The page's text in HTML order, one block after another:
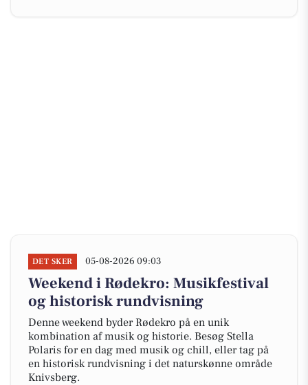
DET SKER 05-08-2026 09:03
Weekend i Rødekro: Musikfestival
og historisk rundvisning
Denne weekend byder Rødekro på en unik
kombination af musik og historie. Besøg Stella
Polaris for en dag med musik og chill, eller tag på
en historisk rundvisning i det naturskønne område
Knivsberg.